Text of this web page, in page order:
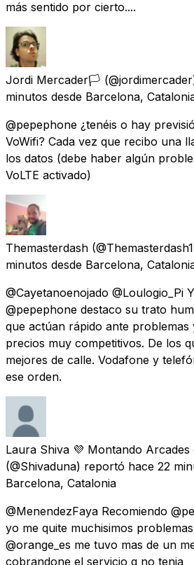
más sentido por cierto....
Jordi Mercader🏳
minutos desde Barcelona,
@pepephone ¿tenéis o hay
VoWifi? Cada vez que recibo una
los datos (debe haber algún
VoLTE activado)
Themasterdash
minutos desde Barcelona,
@Cayetanoenojado @Loulogio_Pi
@pepephone destaco su trato
que actúan rápido ante problemas
precios muy competitivos. De los
mejores de calle. Vodafone y
ese orden.
Laura Shiva 💜 Montando
(@Shivaduna) reportó hace 22
Barcelona, Catalonia
@MenendezFaya Recomiendo
yo me quite muchisimos
@orange_es me tuvo mas de un
cobrandone el servicio q no tenia